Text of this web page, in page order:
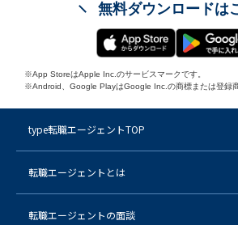
無料ダウンロードは
※App StoreはApple Inc.のサービスマークです。
※Android、Google PlayはGoogle Inc.の商標または登録商
type転職エージェントTOP
転職エージェントとは
転職エージェントの面談